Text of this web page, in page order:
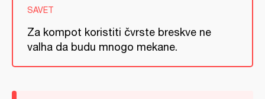
SAVET
Za kompot koristiti čvrste breskve ne
valha da budu mnogo mekane.